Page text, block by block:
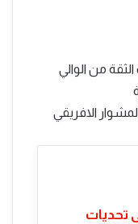
من الوالي
الافريقي
تحديات